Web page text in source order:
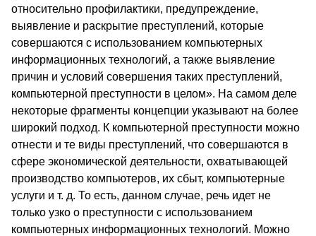
относительно профилактики, предупреждение,
выявление и раскрытие преступлений, которые
совершаются с использованием компьютерных
информационных технологий, а также выявление
причин и условий совершения таких преступлений,
компьютерной преступности в целом». На самом деле
некоторые фрагменты концепции указывают на более
широкий подход. К компьютерной преступности можно
отнести и те виды преступлений, что совершаются в
сфере экономической деятельности, охватывающей
производство компьютеров, их сбыт, компьютерные
услуги и т. д. То есть, данном случае, речь идет не
только узко о преступности с использованием
компьютерных информационных технологий. Можно